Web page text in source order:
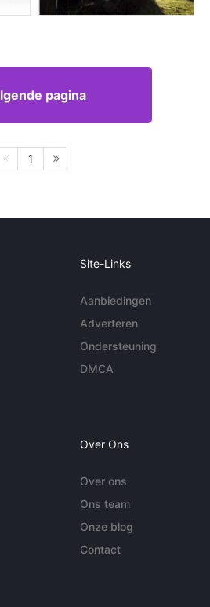
pagina
1
Site-Links
Aanbiedingen
Adverteren
Ondersteuning
DMCA
Over Ons
Over ons
Ons team
Onze blog
Contact